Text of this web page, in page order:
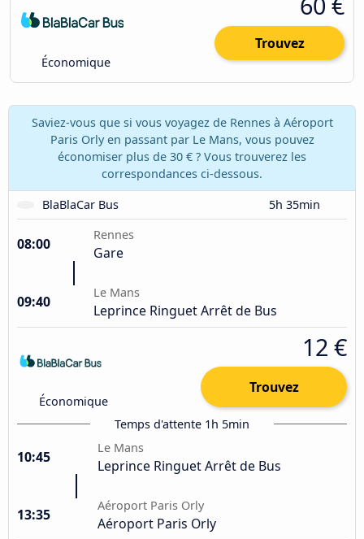
Économique
Trouvez
Saviez-vous que si vous voyagez de Rennes à Aéroport
Paris Orly en passant par Le Mans, vous pouvez
économiser plus de 30 € ? Vous trouverez les
correspondances ci-dessous.
BlaBlaCar Bus
5h 35min
08:00
Rennes
Gare
09:40
Le Mans
Leprince Ringuet Arrêt de Bus
Économique
12 €
Trouvez
Temps d'attente 1h 5min
10:45
Le Mans
Leprince Ringuet Arrêt de Bus
13:35
Aéroport Paris Orly
Aéroport Paris Orly